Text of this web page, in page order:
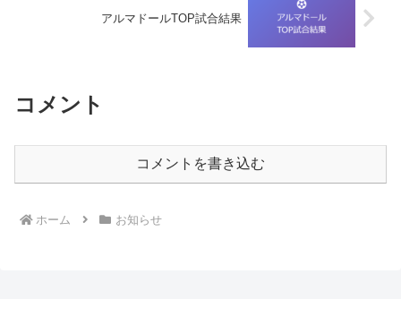
アルマドールTOP試合結果
コメント
コメントを書き込む
ホーム お知らせ